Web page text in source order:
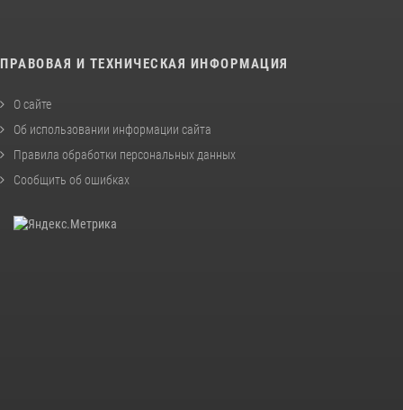
ПРАВОВАЯ И ТЕХНИЧЕСКАЯ ИНФОРМАЦИЯ
О сайте
Об использовании информации сайта
Правила обработки персональных данных
Сообщить об ошибках